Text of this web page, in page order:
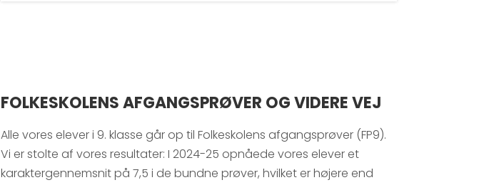
FOLKESKOLENS AFGANGSPRØVER OG VIDERE VEJ
Alle vores elever i 9. klasse går op til Folkeskolens afgangsprøver (FP9).
Vi er stolte af vores resultater: I 2024-25 opnåede vores elever et
karaktergennemsnit på 7,5 i de bundne prøver, hvilket er højere end